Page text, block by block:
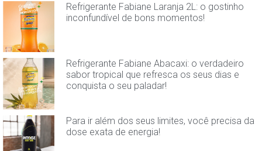
Refrigerante Fabiane Laranja 2L: o gostinho
inconfundível de bons momentos!
Refrigerante Fabiane Abacaxi: o verdadeiro
sabor tropical que refresca os seus dias e
conquista o seu paladar!
Para ir além dos seus limites, você precisa da
dose exata de energia!